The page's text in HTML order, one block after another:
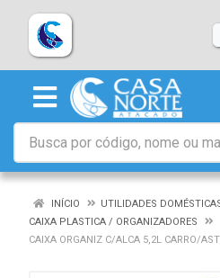
INÍCIO
UTILIDADES
CAIXA PLASTICA / ORGANIZADORES
CAIXA ORGANIZ C/ALCA 5,2L CARRO/